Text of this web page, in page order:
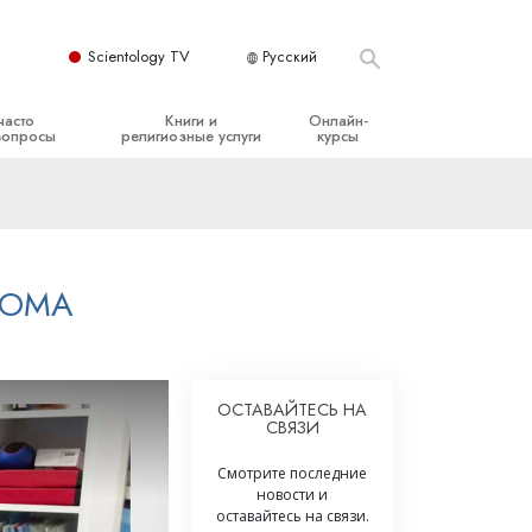
Scientology TV Русский
Книги и
религиозные услуги
Онлайн-
курсы
Помощь при болезнях и травмах
Целостность и честность
Супружество
Шкала эмоциональных тонов
ОСТАВАЙТЕСЬ НА
СВЯЗИ
Смотрите последние
новости и
оставайтесь на связи.